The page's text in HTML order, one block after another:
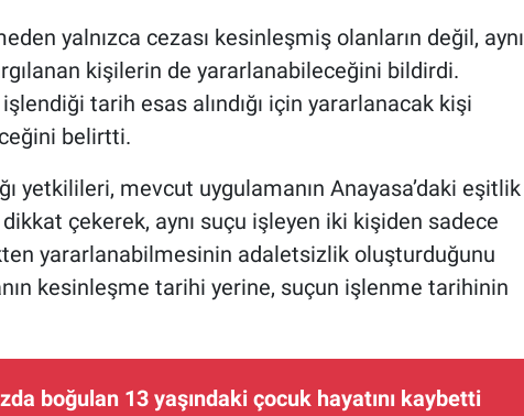
yalnızca cezası kesinleşmiş olanların değil, aynı
kişilerin de yararlanabileceğini bildirdi.
tarih esas alındığı için yararlanacak kişi
belirtti.
yetkilileri, mevcut uygulamanın Anayasa’daki eşitlik
dikkat çekerek, aynı suçu işleyen iki kişiden sadece
yararlanabilmesinin adaletsizlik oluşturduğunu
kesinleşme tarihi yerine, suçun işlenme tarihinin
boğulan 13 yaşındaki çocuk hayatını kaybetti